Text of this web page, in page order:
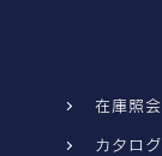
在庫照会
カタログ